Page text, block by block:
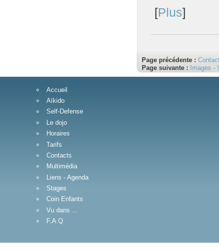
[Plus]
Page précédente :
Page suivante : Images -
Accueil
Aïkido
Self-Defense
Le dojo
Horaires
Tarifs
Contacts
Multimédia
Liens - Agenda
Stages
Coin Enfants
Vu dans ...
F.A.Q